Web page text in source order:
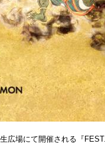
広場にて開催される『FEST.